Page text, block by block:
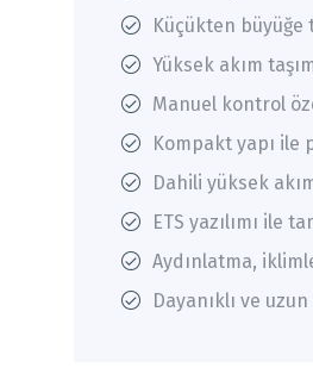
Küçükten büyüğe
Yüksek akım
Manuel kontrol
Kompakt yapı ile
Dahili yüksek
ETS yazılımı ile
Aydınlatma,
Dayanıklı ve